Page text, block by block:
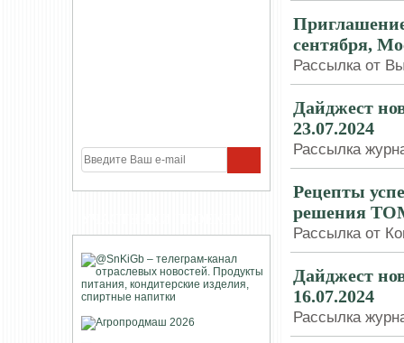
сентября,
Рассылка от
Дайджест
23.07.2024
Рассылка
Рецепты
решения
Рассылка от
Дайджест
16.07.2024
Рассылка